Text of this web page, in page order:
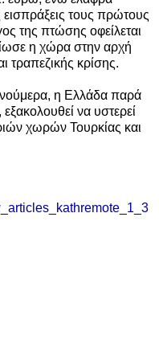
τους πρώτους
της πτώσης οφείλεται
η χώρα στην αρχή
τραπεζικής κρίσης.
η Ελλάδα παρά
να υστερεί
χωρών Τουρκίας και